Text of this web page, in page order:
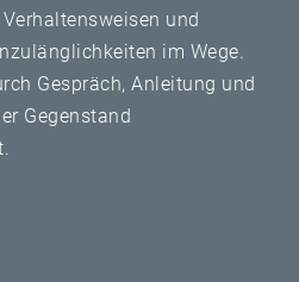
und
im Wege.
Gespräch, Anleitung und
Gegenstand